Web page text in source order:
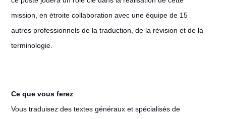
mission, en étroite collaboration avec une équipe de 15
autres professionnels de la traduction, de la révision et de la
terminologie.
Ce que vous ferez
Vous traduisez des textes généraux et spécialisés de